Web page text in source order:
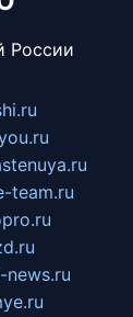
России
team.ru